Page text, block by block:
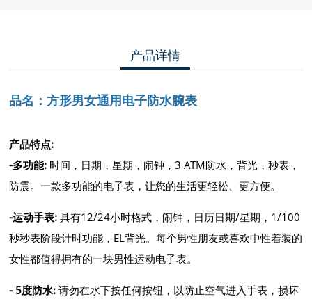
产品详情
品名：方形男女通用电子防水腕表
产品特点:
-多功能: 时间，日期，星期，闹钟，3 ATM防水，背光，秒表，
防震。一款多功能的电子表，让您的生活更轻松、更方便。
-运动手表: 具有12/24小时格式，闹钟，日历日期/星期，1/100
秒秒表阶段计时功能，EL背光。每个男性朋友或喜欢中性着装的
女性都值得拥有的一块男性运动电子表。
- 5度防水:请勿在水下按任何按钮，以防止空气进入手表，损坏